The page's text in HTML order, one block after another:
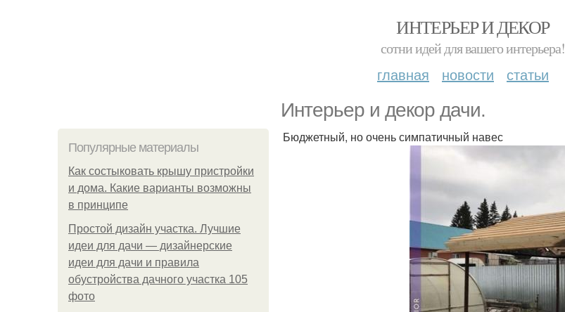
ИНТЕРЬЕР И ДЕКОР
сотни идей для вашего интерьера!
главная новости статьи
Интерьер и декор дачи.
Популярные материалы
Как состыковать крышу пристройки
и дома. Какие варианты возможны
в принципе
Простой дизайн участка. Лучшие
идеи для дачи — дизайнерские
идеи для дачи и правила
обустройства дачного участка 105
фото
Бюджетный, но очень симпатичный навес